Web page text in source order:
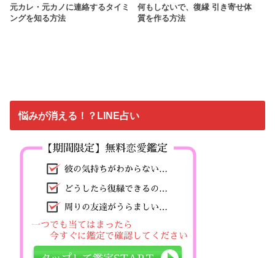
元カレ・元カノに連絡するタイミ
ングを知る方法
何もしないで、復縁 引き寄せ体
質を作る方法
悩みが消える！？LINE占い